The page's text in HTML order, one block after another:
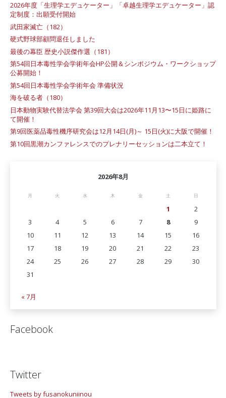
2026年度「生理学エデュケーター」「卓越生理学エデュケーター」認
定制度：出願受付開始
武田家滅亡（182）
硬式野球部顧問退任しました
最後の幕臣 歴史小説傑作選（181）
第54回日本毒性学会学術年会HP公開＆シンポジウム・ワークショップ
公募開始！
第54回日本毒性学会学術年会 準備状況
海を破る者（180）
日本動物実験代替法学会 第39回大会は2026年11月13〜15日に姫路に
て開催！
第9回医薬品毒性機序研究会は12月14日(月)～ 15日(火)に大阪で開催！
第10回黒潮カンファレンスでのプレナリーセッションは二本立て！
2026年8月
月 火 水 木 金 土 日
1
2
3
4 5 6 7 8
9
10
11 12 13 14 15
16
17
18 19 20 21 22
23
24
25 26 27 28 29
30
31
« 7月
Facebook
Twitter
Tweets by fusanokuniinou